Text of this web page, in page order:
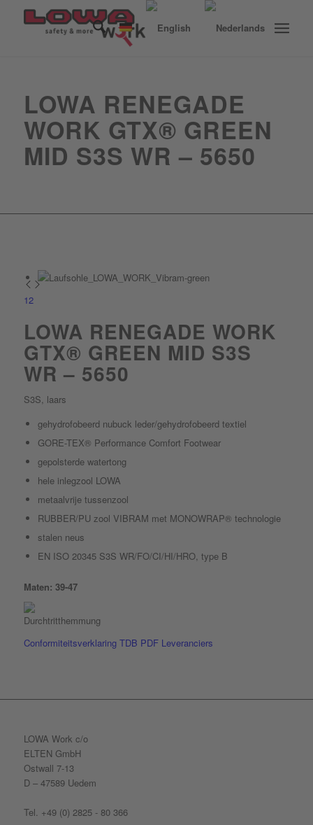
LOWA RENEGADE
WORK GTX® GREEN
MID S3S WR – 5650
12
LOWA RENEGADE WORK
GTX® GREEN MID S3S
WR – 5650
S3S, laars
gehydrofobeerd nubuck leder/gehydrofobeerd textiel
GORE-TEX® Performance Comfort Footwear
gepolsterde watertong
hele inlegzool LOWA
metaalvrije tussenzool
RUBBER/PU zool VIBRAM met MONOWRAP® technologie
stalen neus
EN ISO 20345 S3S WR/FO/CI/HI/HRO, type B
Maten: 39-47
Conformiteitsverklaring TDB PDF Leveranciers
LOWA Work c/o
ELTEN GmbH
Ostwall 7-13
D – 47589 Uedem
Tel. +49 (0) 2825 - 80 366